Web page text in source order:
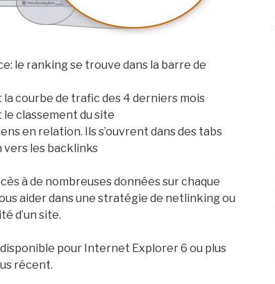
le ranking se trouve dans la barre de
courbe de trafic des 4 derniers mois
classement du site
en relation. Ils s’ouvrent dans des tabs
vers les backlinks
à de nombreuses données sur chaque
aider dans une stratégie de netlinking ou
d’un site.
pour Internet Explorer 6 ou plus
récent.